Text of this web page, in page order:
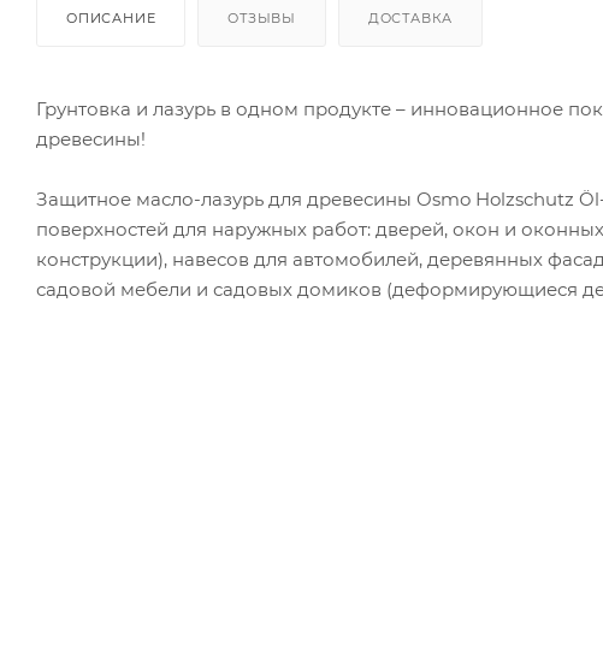
ОПИСАНИЕ ОТЗЫВЫ ДОСТАВКА
Грунтовка и лазурь в одном продукте – инновационное
древесины!
Защитное масло-лазурь для древесины Osmo Holzschutz
поверхностей для наружных работ: дверей, окон и
конструкции), навесов для автомобилей, деревянных
садовой мебели и садовых домиков (деформирующиеся